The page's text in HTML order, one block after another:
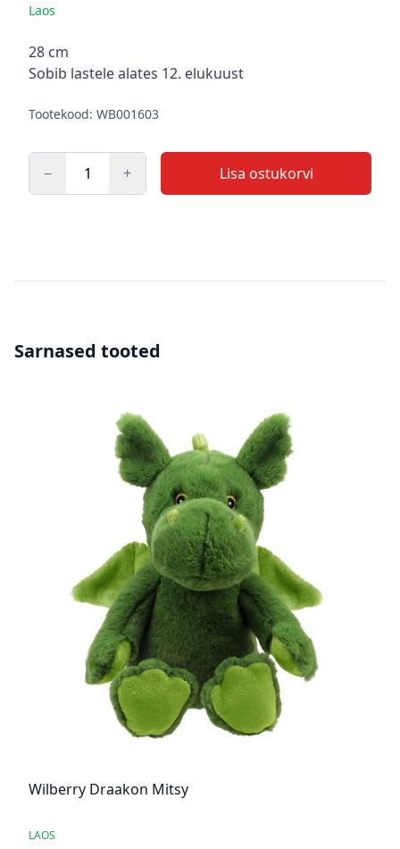
Laos
Kirjeldus
28 cm
Sobib lastele alates 12. elukuust
Tootekood: WB001603
− + Lisa ostukorvi
Sarnased tooted
Wilberry Draakon Mitsy
LAOS